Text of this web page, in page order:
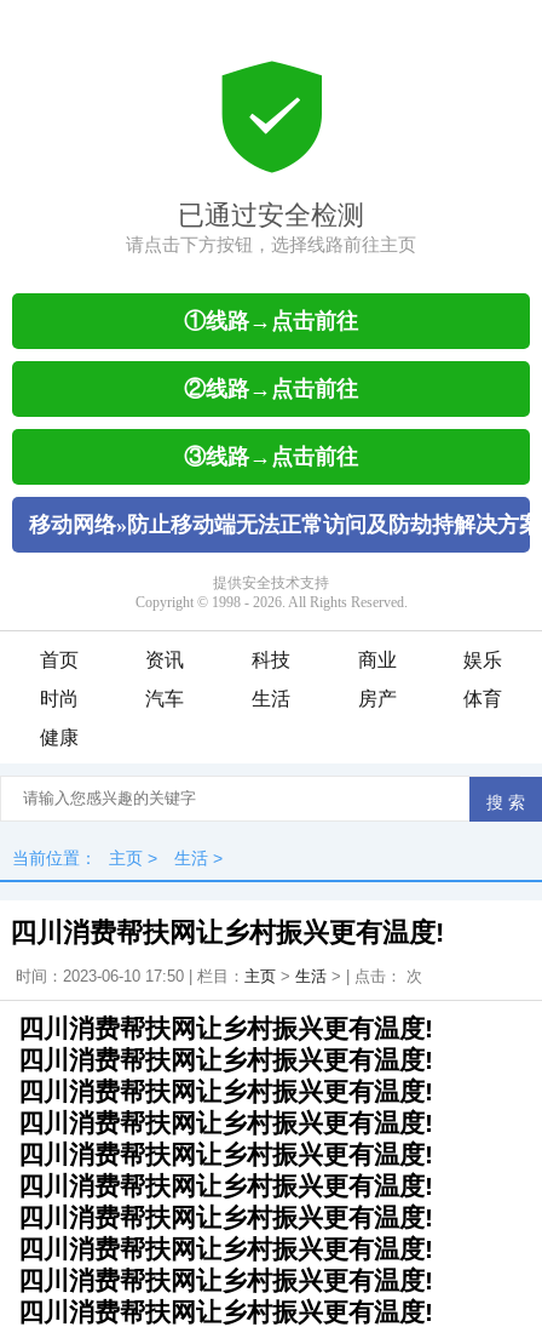
首页 资讯 科技 商业
娱乐
时尚
汽车 生活 房产
体育
健康
当前位置： 主页 > 生活 >
四川消费帮扶网让乡村振兴更有温度!
时间：2023-06-10 17:50 | 栏目： 主页 > 生活 > | 点击： 次
四川消费帮扶网让乡村振兴更有温度!
四川消费帮扶网让乡村振兴更有温度!
四川消费帮扶网让乡村振兴更有温度!
四川消费帮扶网让乡村振兴更有温度!
四川消费帮扶网让乡村振兴更有温度!
四川消费帮扶网让乡村振兴更有温度!
四川消费帮扶网让乡村振兴更有温度!
四川消费帮扶网让乡村振兴更有温度!
四川消费帮扶网让乡村振兴更有温度!
四川消费帮扶网让乡村振兴更有温度!